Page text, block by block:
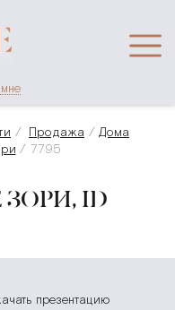
Продажа
Дома
7795
ID
презентацию